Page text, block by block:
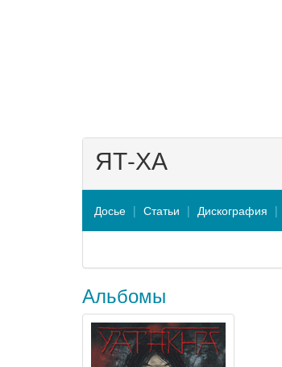
ЯТ-ХА
Досье Статьи Дискография
Альбомы